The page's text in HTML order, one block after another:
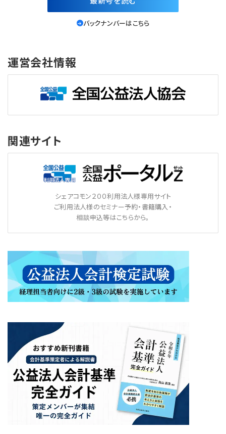
バックナンバーはこちら
運営会社情報
関連サイト
シェアコモン２００利用法人様専用サイト
ご利用法人様のセミナー予約・書籍購入・
相談申込等はこちらから。